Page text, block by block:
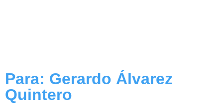
Para: Gerardo Álvarez
Quintero